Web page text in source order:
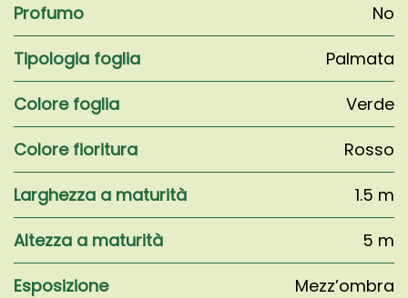
Profumo
No
Tipologia foglia
Palmata
Colore foglia
Verde
Colore fioritura
Rosso
Larghezza a maturità
1.5 m
Altezza a maturità
5 m
Esposizione
Mezz’ombra